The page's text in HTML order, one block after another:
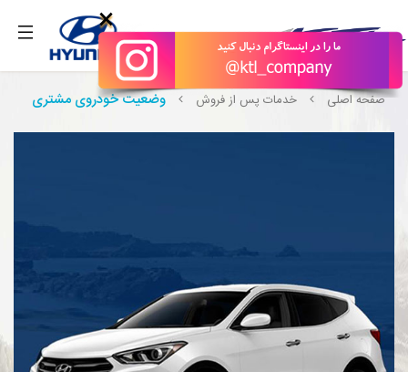
×
صفحه اصلی خدمات پس از فروش وضعیت خودروی مشتری